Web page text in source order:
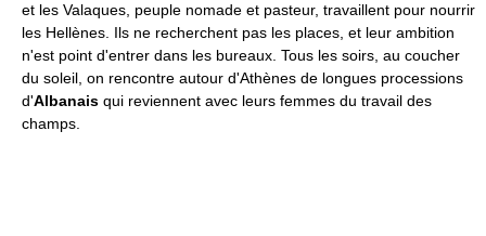
et les Valaques, peuple nomade et pasteur, travaillent pour nourrir
les Hellènes. Ils ne recherchent pas les places, et leur ambition
n'est point d'entrer dans les bureaux. Tous les soirs, au coucher
du soleil, on rencontre autour d'Athènes de longues processions
d'Albanais qui reviennent avec leurs femmes du travail des
champs.